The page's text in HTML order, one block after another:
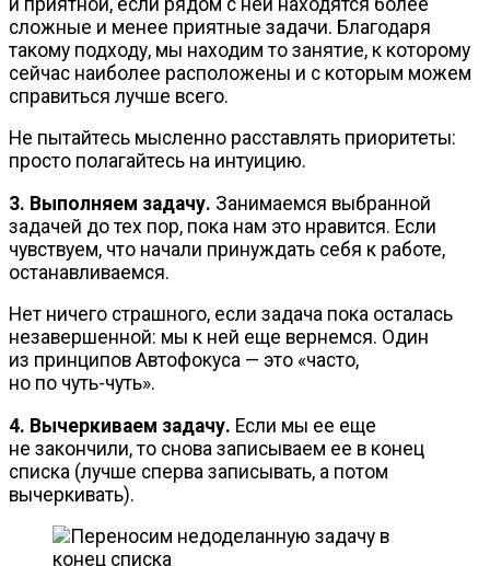
сложные и менее приятные задачи. Благодаря
такому подходу, мы находим то занятие, к которому
сейчас наиболее расположены и с которым можем
справиться лучше всего.
Не пытайтесь мысленно расставлять приоритеты:
просто полагайтесь на интуицию.
3. Выполняем задачу. Занимаемся выбранной
задачей до тех пор, пока нам это нравится. Если
чувствуем, что начали принуждать себя к работе,
останавливаемся.
Нет ничего страшного, если задача пока осталась
незавершенной: мы к ней еще вернемся. Один
из принципов Автофокуса — это «часто,
но по чуть-чуть».
4. Вычеркиваем задачу. Если мы ее еще
не закончили, то снова записываем ее в конец
списка (лучше сперва записывать, а потом
вычеркивать).